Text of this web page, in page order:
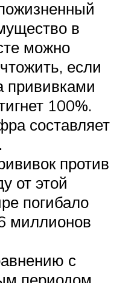
в
можно
если
прививками
100%.
составляет
против
от этой
погибало
миллионов
с